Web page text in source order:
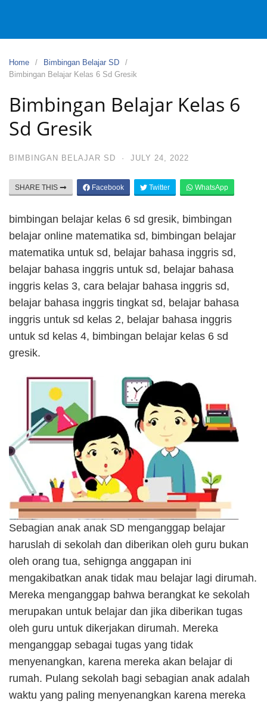
Home
Bimbingan Belajar SD
Bimbingan Belajar Kelas 6 Sd Gresik
Bimbingan Belajar Kelas 6
Sd Gresik
BIMBINGAN BELAJAR SD · JULY 24, 2022
SHARE THIS Facebook Twitter WhatsApp
bimbingan belajar kelas 6 sd gresik, bimbingan
belajar online matematika sd, bimbingan belajar
matematika untuk sd, belajar bahasa inggris sd,
belajar bahasa inggris untuk sd, belajar bahasa
inggris kelas 3, cara belajar bahasa inggris sd,
belajar bahasa inggris tingkat sd, belajar bahasa
inggris untuk sd kelas 2, belajar bahasa inggris
untuk sd kelas 4, bimbingan belajar kelas 6 sd
gresik.
Sebagian anak anak SD menganggap belajar
haruslah di sekolah dan diberikan oleh guru bukan
oleh orang tua, sehignga anggapan ini
mengakibatkan anak tidak mau belajar lagi dirumah.
Mereka menganggap bahwa berangkat ke sekolah
merupakan untuk belajar dan jika diberikan tugas
oleh guru untuk dikerjakan dirumah. Mereka
menganggap sebagai tugas yang tidak
menyenangkan, karena mereka akan belajar di
rumah. Pulang sekolah bagi sebagian anak adalah
waktu yang paling menyenangkan karena mereka